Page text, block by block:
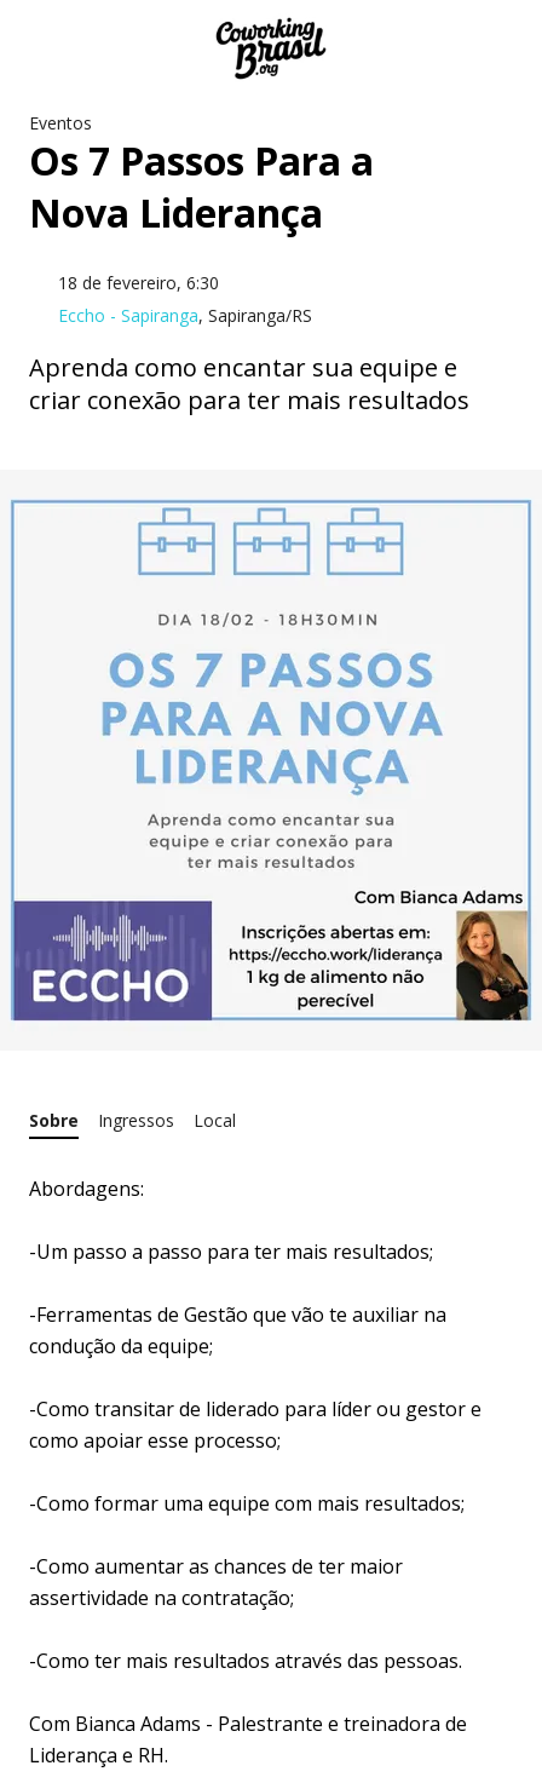
Eventos
Os 7 Passos Para a
Nova Liderança
18 de fevereiro, 6:30
Eccho - Sapiranga, Sapiranga/RS
Aprenda como encantar sua equipe e
criar conexão para ter mais resultados
Sobre Ingressos Local
Abordagens:
-Um passo a passo para ter mais resultados;
-Ferramentas de Gestão que vão te auxiliar na
condução da equipe;
-Como transitar de liderado para líder ou gestor e
como apoiar esse processo;
-Como formar uma equipe com mais resultados;
-Como aumentar as chances de ter maior
assertividade na contratação;
-Como ter mais resultados através das pessoas.
Com Bianca Adams - Palestrante e treinadora de
Liderança e RH.